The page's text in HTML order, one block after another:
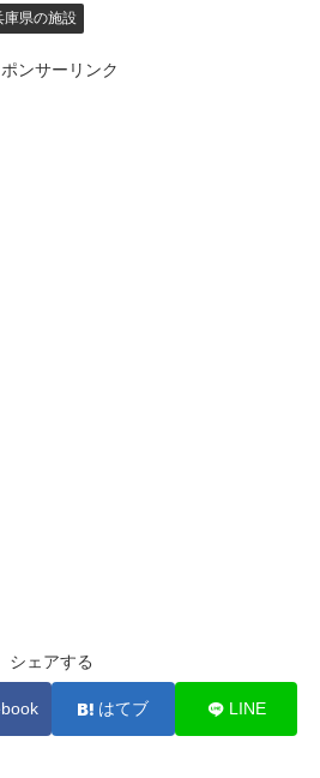
庫県の施設
ンサーリンク
シェアする
はてブ LINE